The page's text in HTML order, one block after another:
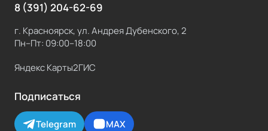
8 (391) 204-62-69
г. Красноярск, ул. Андрея Дубенского, 2
Пн–Пт: 09:00–18:00
Яндекс Карты2ГИС
Подписаться
Telegram MAX